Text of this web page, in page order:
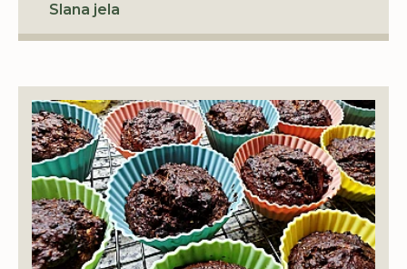
I zato, da ne dužim više slijedi recept.
onog kelja jutros, dok su patke
trčkarale oko mene kao da najavljuju
dobar dan.
Slana jela